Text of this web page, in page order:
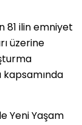
81 ilin emniyet
üzerine
kapsamında
Yeni Yaşam